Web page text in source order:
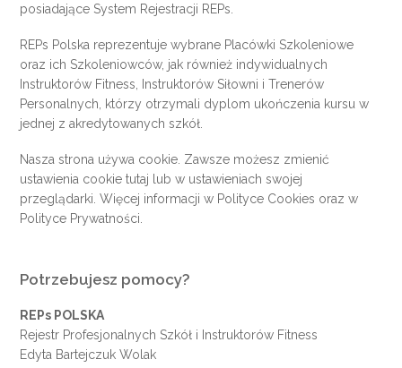
posiadające System Rejestracji REPs.
REPs Polska reprezentuje wybrane Placówki Szkoleniowe
oraz ich Szkoleniowców, jak również indywidualnych
Instruktorów Fitness, Instruktorów Siłowni i Trenerów
Personalnych, którzy otrzymali dyplom ukończenia kursu w
jednej z akredytowanych szkół.
Nasza strona używa cookie. Zawsze możesz zmienić
ustawienia cookietutaj lub w ustawieniach swojej
przeglądarki. Więcej informacji w Polityce Cookies oraz w
Polityce Prywatności
Potrzebujesz pomocy?
REPs POLSKA
Rejestr Profesjonalnych Szkół i Instruktorów Fitness
Edyta Bartejczuk Wolak